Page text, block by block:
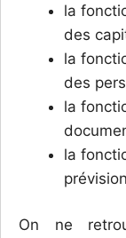
la
des
la
des
la
la
On ne